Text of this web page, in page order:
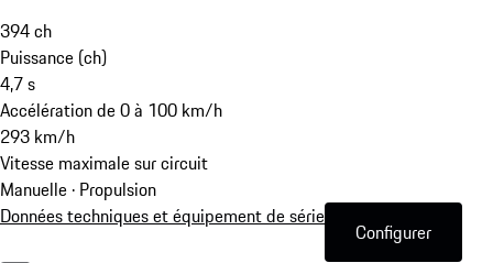
394ch
Puissance (ch)
4,7s
Accélération de 0 à 100 km/h
293 km/h
Vitesse maximale sur circuit
Manuelle · Propulsion
Données techniques et équipement de série
Configurer